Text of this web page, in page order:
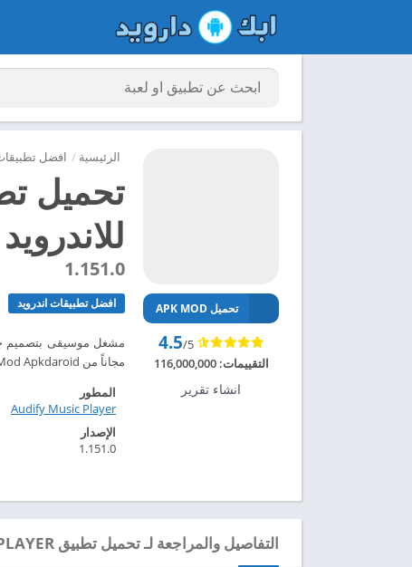
الرئيسية / افضل
للاندرويد 2024
1.151.0
افضل تطبيقات اندرويد
مجاناً من Mod Apkdaroid ابك دارويد تحميل تطبيق Music Player مهكر للاندرويد 2024 – ابك دارويد
تحميل APK MOD
4.5/5
التقييمات:116,000,000
انشاء تقرير
المطور
Audify Music Player‏
الإصدار
1.151.0
التفاصيل والمراجعة لـ تحميل تطبيق MUSIC PLAYER - مشغل الموسيقى مهكر للاندرويد 2024